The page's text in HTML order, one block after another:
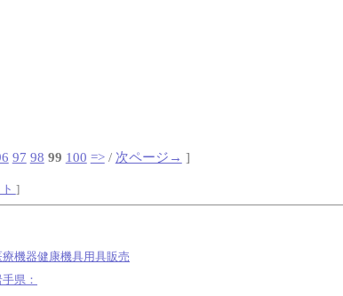
97 98 99 100 =>/ 次ページ→ ]
]
療機器健康機具用具販売
県：